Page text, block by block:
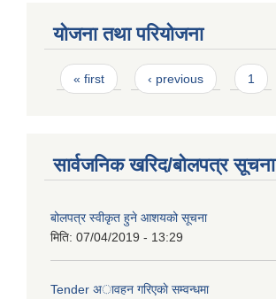
योजना तथा परियोजना
Pages
« first ‹ previous 1
सार्वजनिक खरिद/बोलपत्र सूचना
बोलपत्र स्वीकृत हुने आशयको सूचना
मिति: 07/04/2019 - 13:29
Tender अावहन गरिएकाे सम्वन्धमा